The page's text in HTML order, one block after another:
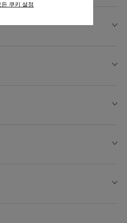
에 동의하시려면 "모두 허
든 쿠키 설정